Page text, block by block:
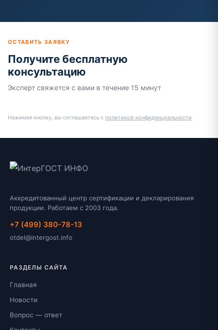
ОСТАВИТЬ ЗАЯВКУ
Получите бесплатную
консультацию
Эксперт свяжется с вами в течение 15 минут
Нажимая кнопку, вы соглашаетесь с политикой конфиденциальности
Аккредитованный центр сертификации и декларирования
продукции. Работаем с 2003 года.
+7 (499) 380-78-13
otdel@intergost.info
РАЗДЕЛЫ САЙТА
Главная
Новости
Вопрос — ответ